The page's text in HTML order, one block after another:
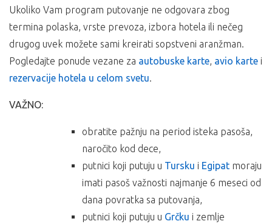
Ukoliko Vam program putovanje ne odgovara zbog
termina polaska, vrste prevoza, izbora hotela ili nečeg
drugog uvek možete sami kreirati sopstveni aranžman.
Pogledajte ponude vezane za autobuske karte, avio karte i
rezervacije hotela u celom svetu.
VAŽNO:
obratite pažnju na period isteka pasoša,
naročito kod dece,
putnici koji putuju u Tursku i Egipat moraju
imati pasoš važnosti najmanje 6 meseci od
dana povratka sa putovanja,
putnici koji putuju u Grčku i zemlje